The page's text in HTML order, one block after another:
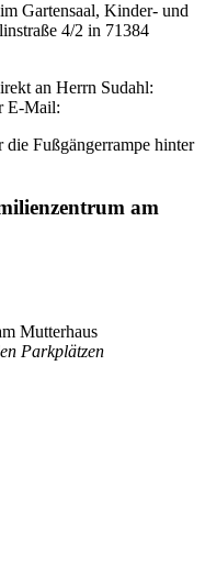
Gartensaal, Kinder- und
4/2 in 71384
an Herrn Sudahl:
E-Mail:
Fußgängerrampe hinter
am
Mutterhaus
Parkplätzen